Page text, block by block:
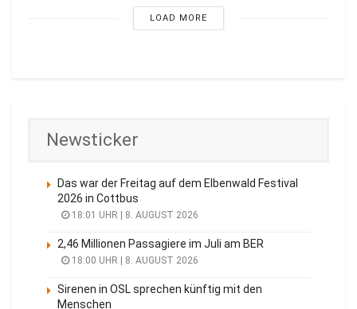
LOAD MORE
Newsticker
Das war der Freitag auf dem Elbenwald Festival
2026 in Cottbus
18:01 UHR | 8. AUGUST 2026
2,46 Millionen Passagiere im Juli am BER
18:00 UHR | 8. AUGUST 2026
Sirenen in OSL sprechen künftig mit den
Menschen